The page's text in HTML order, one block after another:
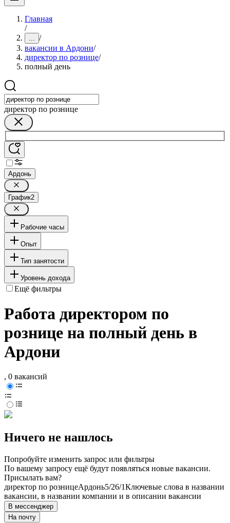
Главная
/
... /
вакансии в Ардони/
директор по рознице/
полный день
директор по рознице
Ардонь
График2
Рабочие часы
Опыт
Тип занятости
Уровень дохода
Ещё фильтры
Работа директором по
рознице на полный день в
Ардони
, 0 вакансий
Ничего не нашлось
Попробуйте изменить запрос или фильтры
По вашему запросу ещё будут появляться новые вакансии.
Присылать вам?
директор по розницеАрдонь5/26/1Ключевые слова в названии
вакансии, в названии компании и в описании вакансии
В мессенджер
На почту